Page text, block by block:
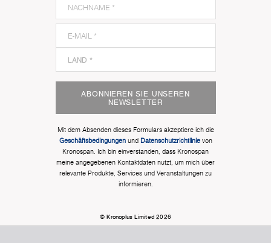
ABONNIEREN SIE UNSEREN
NEWSLETTER
Mit dem Absenden dieses Formulars akzeptiere ich die
Geschäftsbedingungenund Datenschutzrichtlinievon
Kronospan. Ich bin einverstanden, dass Kronospan
meine angegebenen Kontaktdaten nutzt, um mich über
relevante Produkte, Services und Veranstaltungen zu
informieren.
© Kronoplus Limited 2026